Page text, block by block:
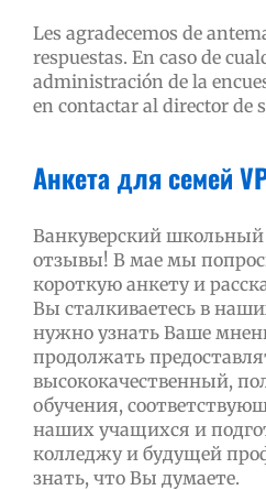
Les agradecemos de
respuestas. En caso de
administración de la
en contactar al director de
Анкета для семей
Ванкуверский
отзывы! В мае мы
короткую анкету и
Вы сталкиваетесь в
нужно узнать Ваше
продолжать
высококачественный,
обучения,
наших учащихся и
колледжу и будущей
знать, что Вы думаете.